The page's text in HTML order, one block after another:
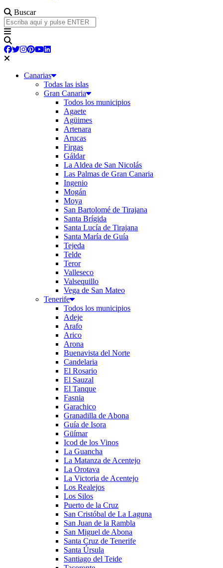
Buscar
Canarias
Todas las islas
Gran Canaria
Todos los municipios
Agaete
Agüimes
Artenara
Arucas
Firgas
Gáldar
La Aldea de San Nicolás
Las Palmas de Gran Canaria
Ingenio
Mogán
Moya
San Bartolomé de Tirajana
Santa Brígida
Santa Lucía de Tirajana
Santa María de Guía
Tejeda
Telde
Teror
Valleseco
Valsequillo
Vega de San Mateo
Tenerife
Todos los municipios
Adeje
Arafo
Arico
Arona
Buenavista del Norte
Candelaria
El Rosario
El Sauzal
El Tanque
Fasnia
Garachico
Granadilla de Abona
Guía de Isora
Güímar
Icod de los Vinos
La Guancha
La Matanza de Acentejo
La Orotava
La Victoria de Acentejo
Los Realejos
Los Silos
Puerto de la Cruz
San Cristóbal de La Laguna
San Juan de la Rambla
San Miguel de Abona
Santa Cruz de Tenerife
Santa Úrsula
Santiago del Teide